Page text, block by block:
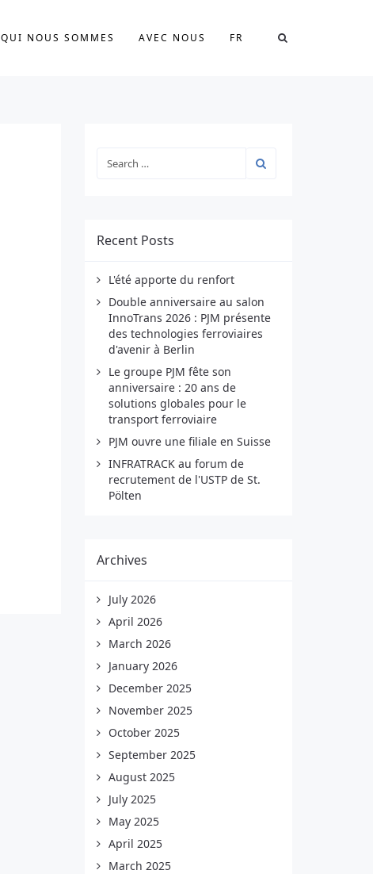
QUI NOUS SOMMES AVEC NOUS FR
Recent Posts
L'été apporte du renfort
Double anniversaire au salon
InnoTrans 2026 : PJM présente
des technologies ferroviaires
d'avenir à Berlin
Le groupe PJM fête son
anniversaire : 20 ans de
solutions globales pour le
transport ferroviaire
PJM ouvre une filiale en Suisse
INFRATRACK au forum de
recrutement de l'USTP de St.
Pölten
Archives
July 2026
April 2026
March 2026
January 2026
December 2025
November 2025
October 2025
September 2025
August 2025
July 2025
May 2025
April 2025
March 2025